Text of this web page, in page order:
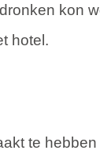
kon
hotel.
te